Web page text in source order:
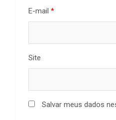
E-mail *
Site
Salvar meus dados